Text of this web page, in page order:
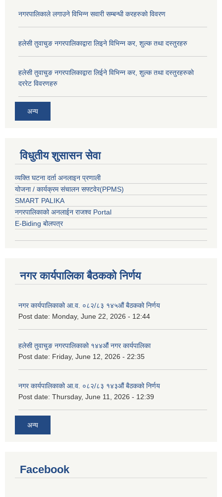
नगरपालिकाले लगाउने विभिन्न सवारी सम्बन्धी करहरुकाे विवरण
हलेसी तुवाचुङ नगरपालिकाद्वारा लिइने विभिन्न कर, शुल्क तथा दस्तुरहरु
हलेसी तुवाचुङ नगरपालिकाद्वारा लिईने विभिन्न कर, शुल्क तथा दस्तुरहरुकाे
दररेट विवरणहरु
अन्य
विधुतीय शुसासन सेवा
व्यक्ति घटना दर्ता अनलाइन प्रणाली
योजना / कार्यक्रम संचालन सफ्टवेर(PPMS)
SMART PALIKA
नगरपालिकाको अनलाईन राजश्व Portal
E-Biding बोलपत्र
नगर कार्यपालिका बैठकको निर्णय
नगर कार्यपालिकाको आ.व. ०८२/८३ १४५औं बैठकको निर्णय
Post date: Monday, June 22, 2026 - 12:44
हलेसी तुवाचुङ नगरपालिकाको १४४औं नगर कार्यपालिका
Post date: Friday, June 12, 2026 - 22:35
नगर कार्यपालिकाको आ.व. ०८२/८३ १४३औं बैठकको निर्णय
Post date: Thursday, June 11, 2026 - 12:39
अन्य
Facebook